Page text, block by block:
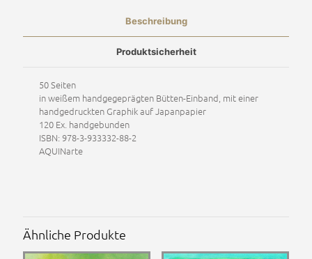
Beschreibung
Produktsicherheit
50 Seiten
in weißem handgegeprägten Bütten-Einband, mit einer
handgedruckten Graphik auf Japanpapier
120 Ex. handgebunden
ISBN: 978-3-933332-88-2
AQUINarte
Ähnliche Produkte